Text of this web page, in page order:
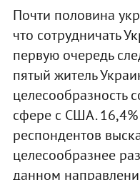
Почти половина
что сотрудничать
первую очередь
пятый житель
целесообразность
сфере с США.
респондентов
целесообразнее
данном